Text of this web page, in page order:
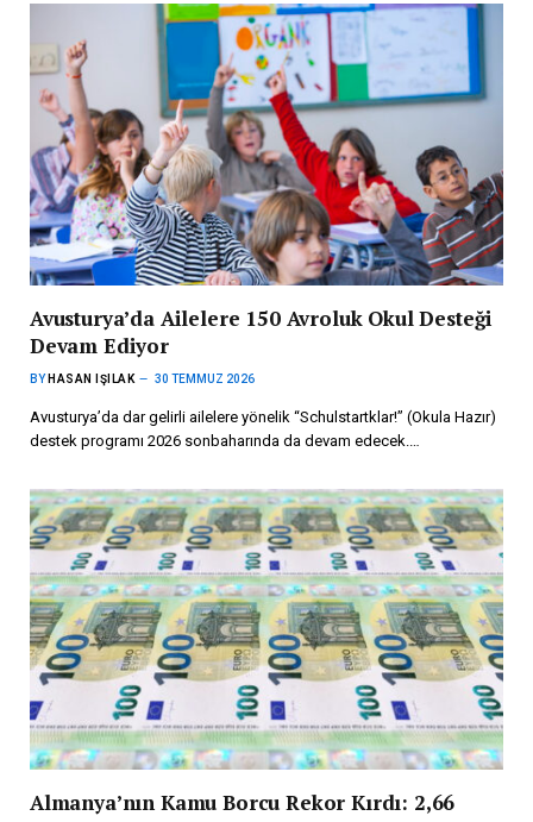
Avusturya’da Ailelere 150 Avroluk Okul Desteği
Devam Ediyor
BY HASAN IŞILAK 30 TEMMUZ 2026
Avusturya’da dar gelirli ailelere yönelik “Schulstartklar!” (Okula Hazır)
destek programı 2026 sonbaharında da devam edecek.…
Almanya’nın Kamu Borcu Rekor Kırdı: 2,66